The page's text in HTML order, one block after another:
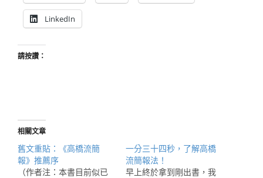
LinkedIn
請按讚：
相關文章
舊文重貼：《高橋流簡
報》推薦序
（作者注：本書目前似已
一分三十四秒，了解高橋
流簡報法！
早上終於拿到剛出書，我